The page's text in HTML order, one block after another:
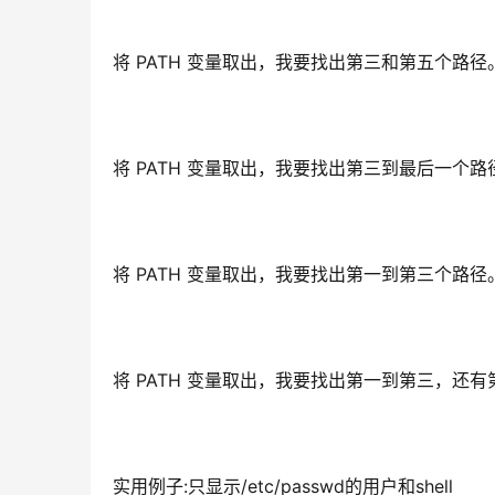
将 PATH 变量取出，我要找出第三和第五个路径。
将 PATH 变量取出，我要找出第三到最后一个路
将 PATH 变量取出，我要找出第一到第三个路径。
将 PATH 变量取出，我要找出第一到第三，还有
实用例子:只显示/etc/passwd的用户和shell